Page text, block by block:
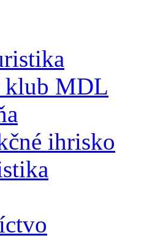
klub MDL
ihrisko